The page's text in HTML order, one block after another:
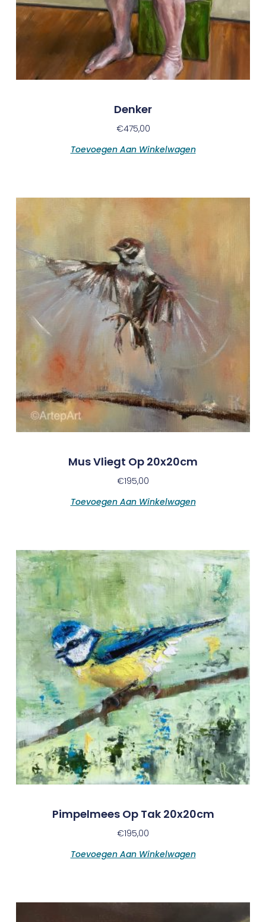
Denker
€475,00
Toevoegen Aan Winkelwagen
Mus Vliegt Op 20x20cm
€195,00
Toevoegen Aan Winkelwagen
Pimpelmees Op Tak 20x20cm
€195,00
Toevoegen Aan Winkelwagen